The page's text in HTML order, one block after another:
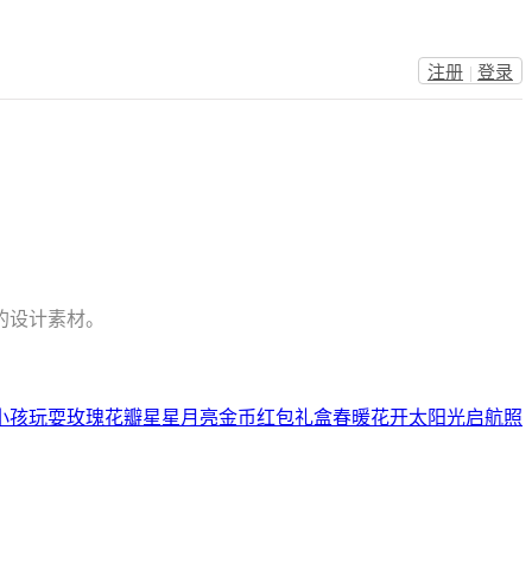
注册 | 登录
计素材。
孩玩耍玫瑰花瓣星星月亮金币红包礼盒春暖花开太阳光启航照